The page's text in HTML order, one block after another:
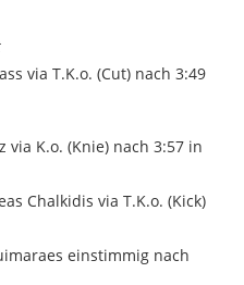
via T.K.o. (Cut) nach 3:49
via K.o. (Knie) nach 3:57 in
Chalkidis via T.K.o. (Kick)
einstimmig nach